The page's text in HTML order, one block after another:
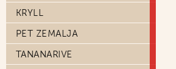
KRYLL
PET ZEMALJA
TANANARIVE